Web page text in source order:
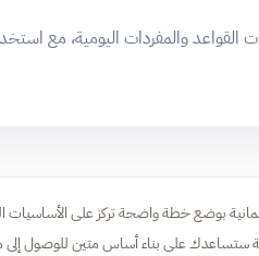
والمفردات اليومية، مع
بوضع خطة واضحة تركز على الأساسيات
ستساعدك على بناء أساس متين للوصول إلى